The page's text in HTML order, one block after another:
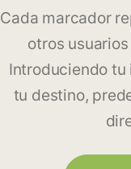
Cada marcador
otros
Introduciendo
tu destino,